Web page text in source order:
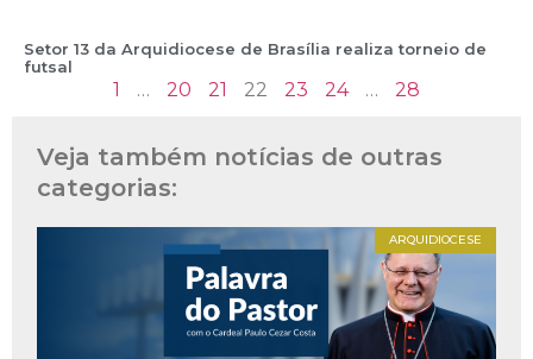
Setor 13 da Arquidiocese de Brasília realiza torneio de
futsal
1 … 20 21 22 23 24 … 28
Veja também notícias de outras
categorias:
ARQUIDIOCESE